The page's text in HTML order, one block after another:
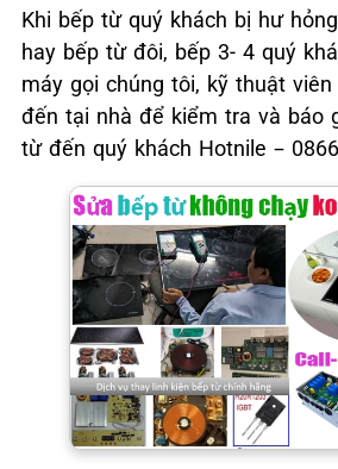
Khi bếp từ quý khách bị hư
hay bếp từ đôi, bếp 3- 4 quý
máy gọi chúng tôi, kỹ thuật
đến tại nhà để kiểm tra và báo
từ đến quý khách Hotnile –